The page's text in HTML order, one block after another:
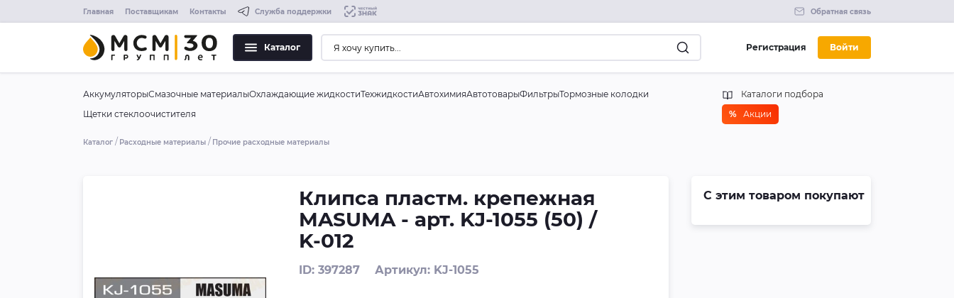
Главная Поставщикам Контакты Служба поддержки Обратная связь
Каталог Регистрация Войти
АккумуляторыСмазочные материалыОхлаждающие жидкостиТехжидкостиАвтохимияАвтотоварыФильтрыТормозные колодки
Щетки стеклоочистителя
Каталоги подбора
% Акции
Каталог Расходные материалы Прочие расходные материалы
Клипса пластм. крепежная
MASUMA - арт. KJ-1055 (50) /
K-012
ID: 397287 Артикул: KJ-1055
С этим товаром покупают